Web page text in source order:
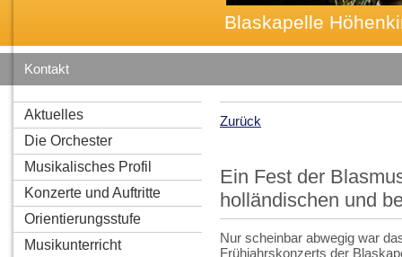
Blaskapelle
Kontakt
Aktuelles
Die Orchester
Musikalisches Profil
Konzerte und Auftritte
Orientierungsstufe
Musikunterricht
Zurück
Ein Fest der
holländischen und
Nur scheinbar abwegig war
Frühjahrskonzerts der